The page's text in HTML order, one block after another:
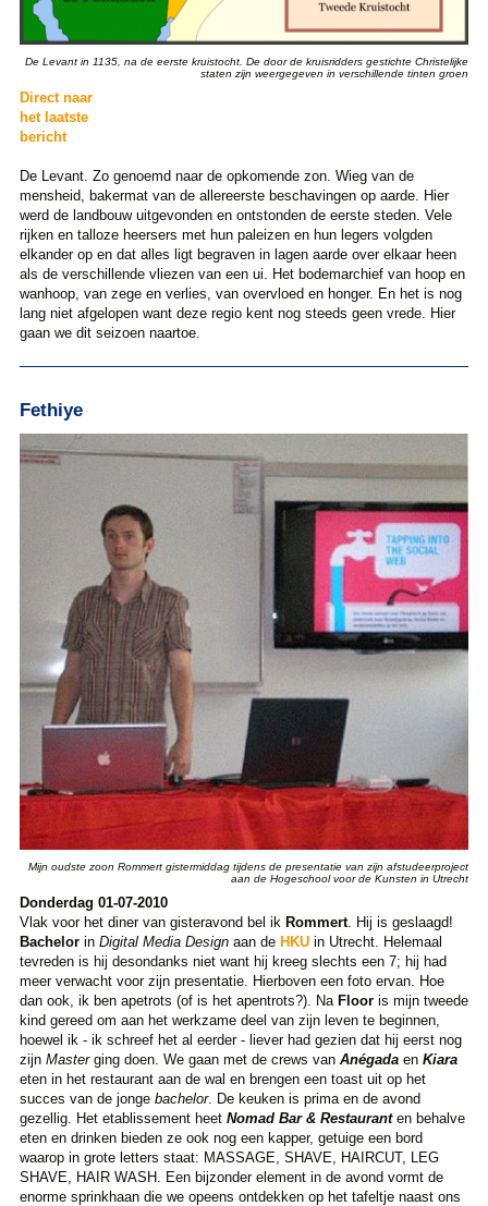
De Levant in 1135, na de eerste kruistocht. De door de kruisridders gestichte Christelijke
staten zijn weergegeven in verschillende tinten groen
Direct naar
het laatste
bericht
De Levant. Zo genoemd naar de opkomende zon. Wieg van de
mensheid, bakermat van de allereerste beschavingen op aarde. Hier
werd de landbouw uitgevonden en ontstonden de eerste steden. Vele
rijken en talloze heersers met hun paleizen en hun legers volgden
elkander op en dat alles ligt begraven in lagen aarde over elkaar heen
als de verschillende vliezen van een ui. Het bodemarchief van hoop en
wanhoop, van zege en verlies, van overvloed en honger. En het is nog
lang niet afgelopen want deze regio kent nog steeds geen vrede. Hier
gaan we dit seizoen naartoe.
Fethiye
Mijn oudste zoon Rommert gistermiddag tijdens de presentatie van zijn afstudeerproject
aan de Hogeschool voor de Kunsten in Utrecht
Donderdag 01-07-2010
Vlak voor het diner van gisteravond bel ik Rommert. Hij is geslaagd!
Bachelorin Digital Media Designaan de HKUin Utrecht. Helemaal
tevreden is hij desondanks niet want hij kreeg slechts een 7; hij had
meer verwacht voor zijn presentatie. Hierboven een foto ervan. Hoe
dan ook, ik ben apetrots (of is het apentrots?). Na Flooris mijn tweede
kind gereed om aan het werkzame deel van zijn leven te beginnen,
hoewel ik - ik schreef het al eerder - liever had gezien dat hij eerst nog
zijn Masterging doen. We gaan met de crews van AnégadaenKiara
eten in het restaurant aan de wal en brengen een toast uit op het
succes van de jonge bachelor. De keuken is prima en de avond
gezellig. Het etablissement heet Nomad Bar & Restaurant en behalve
eten en drinken bieden ze ook nog een kapper, getuige een bord
waarop in grote letters staat: MASSAGE, SHAVE, HAIRCUT, LEG
SHAVE, HAIR WASH. Een bijzonder element in de avond vormt de
enorme sprinkhaan die we opeens ontdekken op het tafeltje naast ons